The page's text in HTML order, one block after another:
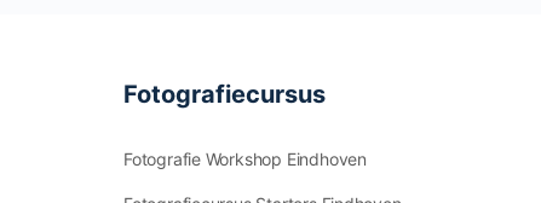
Fotografiecursus
Fotografie Workshop Eindhoven